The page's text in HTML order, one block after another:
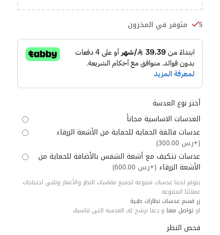
5 متوفر في المخزون
أختر نوع العدسة
العدسات الاساسية مجاناً
عدسات فائقة الحماية للحماية من الأشعة الزرقاء
(+ر.س 300.00)
عدسات تتكيف مع أشعة الشمس بالأضافة للحماية من
الأشعة الزرقاء (+ر.س 600.00)
يتوفر لدينا عدسات متنوعه لجميع مقاسات النظر والأعمار وتلبي احتياجات
عملائنا المتنوعه
زر قسم عدسات نظارات طبية
او تواصل معنا و دعنا نرشح لك العدسه التى تناسبك
فحص النظر